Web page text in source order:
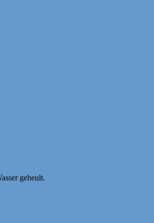
geheult.